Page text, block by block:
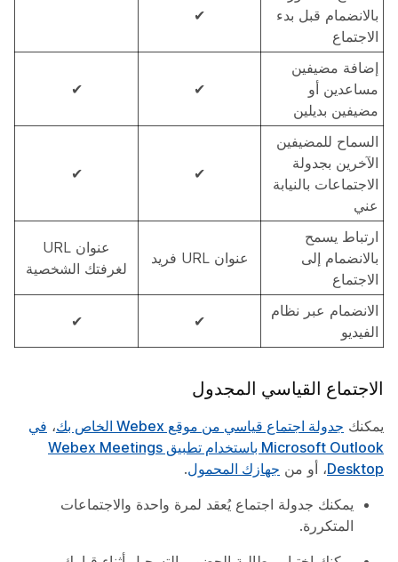
بالانضمام قبل بدء
الاجتماع
✔
إضافة مضيفين
مساعدين أو
مضيفين بديلين
✔
✔
السماح للمضيفين
الآخرين بجدولة
الاجتماعات بالنيابة
عني
✔
✔
ارتباط يسمح
بالانضمام إلى
الاجتماع
عنوان URL فريد
عنوان URL
لغرفتك الشخصية
الانضمام عبر نظام
الفيديو
✔
✔
الاجتماع القياسي المجدول
يمكنك جدولة اجتماع قياسي من موقع Webex الخاص بك ، في
Microsoft Outlook باستخدام تطبيق Webex Meetings
Desktop، أو من جهازك المحمول.
يمكنك جدولة اجتماع يُعقد لمرة واحدة والاجتماعات
المتكررة.